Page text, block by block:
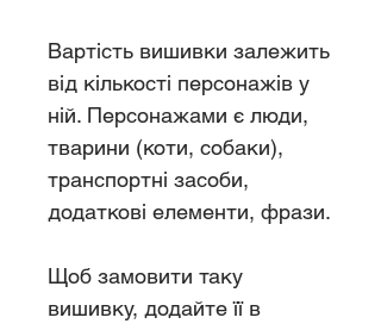
Вартість вишивки залежить
від кількості персонажів у
ній. Персонажами є люди,
тварини (коти, собаки),
транспортні засоби,
додаткові елементи, фрази.
Щоб замовити таку
вишивку, додайте її в